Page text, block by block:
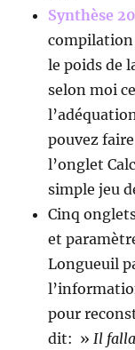
Synthèse
compilation
le poids de
selon moi
pouvez
l’onglet
simple jeu
Cinq
et
Longueuil
pour
dit: » Il